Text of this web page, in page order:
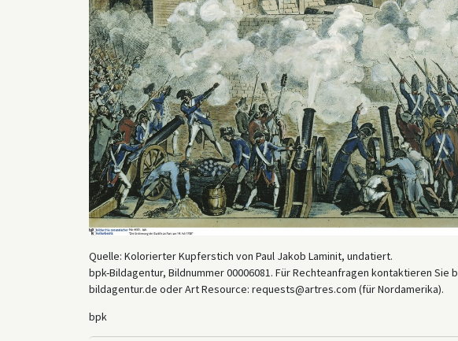
Quelle: Kolorierter Kupferstich von Paul Jakob Laminit, undatiert.
bpk-Bildagentur, Bildnummer 00006081. Für Rechteanfragen kontaktieren
bildagentur.de oder Art Resource: requests@artres.com (für Nordamerika).
bpk